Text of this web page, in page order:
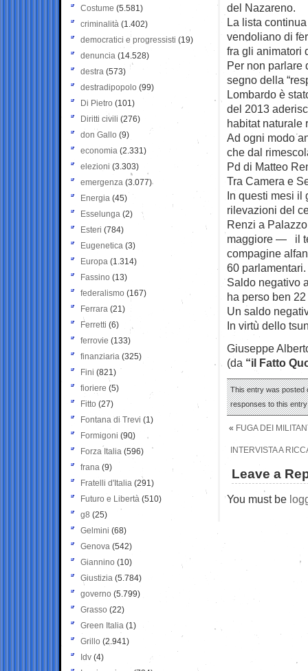
del Nazareno.
La lista
vendoliano di
fra gli animatori
Per non parlare
segno della
Lombardo è
del 2013
habitat naturale
Ad ogni modo
che dal
Pd di Matteo
Tra Camera e
In questi mesi il
rilevazioni del
Renzi a
maggiore — il
compagine
60 parlamentari.
Saldo negativo
ha perso ben
Un saldo
In virtù dello
Giuseppe
(da “il Fatto
This entry was posted
responses to this
« FUGA DEI
INTERVISTA A
Leave a
You must be
Costume (5.581)
criminalità (1.402)
democratici e progressisti (19)
denuncia (14.528)
destra (573)
destradipopolo (99)
Di Pietro (101)
Diritti civili (276)
don Gallo (9)
economia (2.331)
elezioni (3.303)
emergenza (3.077)
Energia (45)
Esselunga (2)
Esteri (784)
Eugenetica (3)
Europa (1.314)
Fassino (13)
federalismo (167)
Ferrara (21)
Ferretti (6)
ferrovie (133)
finanziaria (325)
Fini (821)
fioriere (5)
Fitto (27)
Fontana di Trevi (1)
Formigoni (90)
Forza Italia (596)
frana (9)
Fratelli d'Italia (291)
Futuro e Libertà (510)
g8 (25)
Gelmini (68)
Genova (542)
Giannino (10)
Giustizia (5.784)
governo (5.799)
Grasso (22)
Green Italia (1)
Grillo (2.941)
Idv (4)